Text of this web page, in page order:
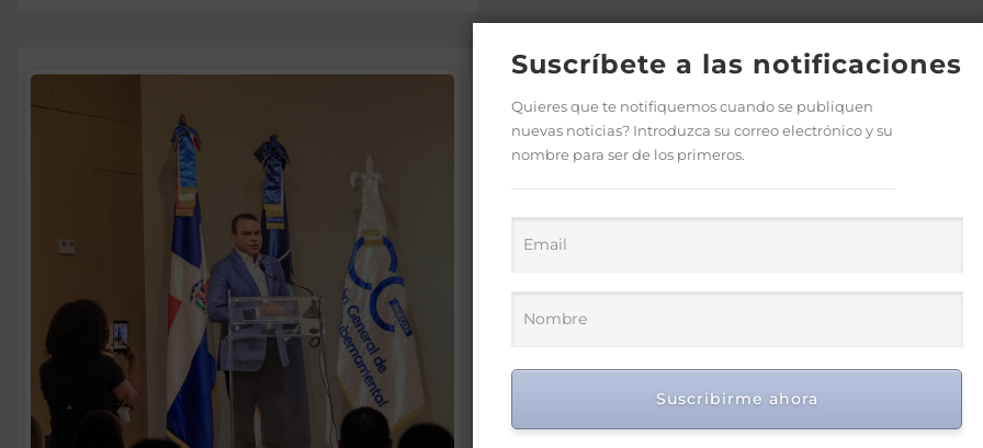
Asotedom reconoce a Rafael
Suscríbete a las notificaciones
Quieres que te notifiquemos cuando se publiquen
nuevas noticias? Introduzca su correo electrónico y su
nombre para ser de los primeros.
Suscribirme ahora